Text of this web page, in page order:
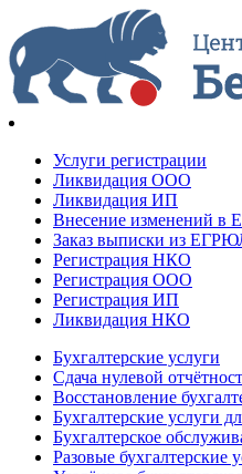
Услуги регистрации
Ликвидация ООО
Ликвидация ИП
Внесение изменений
Заказ выписки из
Регистрация НКО
Регистрация ООО
Регистрация ИП
Ликвидация НКО
Бухгалтерские услуги
Сдача нулевой
Восстановление
Бухгалтерские услуги
Бухгалтерское
Разовые бухгалтерские